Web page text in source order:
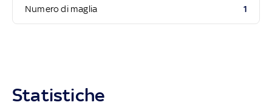
Numero di maglia 1
Statistiche